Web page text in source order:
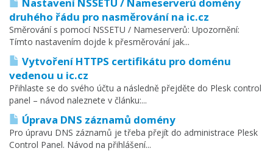
druhého řádu pro nasměrování na ic.cz
Směrování s pomocí NSSETU / Nameserverů: Upozornění:
Tímto nastavením dojde k přesměrování jak...
Vytvoření HTTPS certifikátu pro doménu
vedenou u ic.cz
Přihlaste se do svého účtu a následně přejděte do Plesk control
panel – návod naleznete v článku:...
Úprava DNS záznamů domény
Pro úpravu DNS záznamů je třeba přejít do administrace Plesk
Control Panel. Návod na přihlášení...